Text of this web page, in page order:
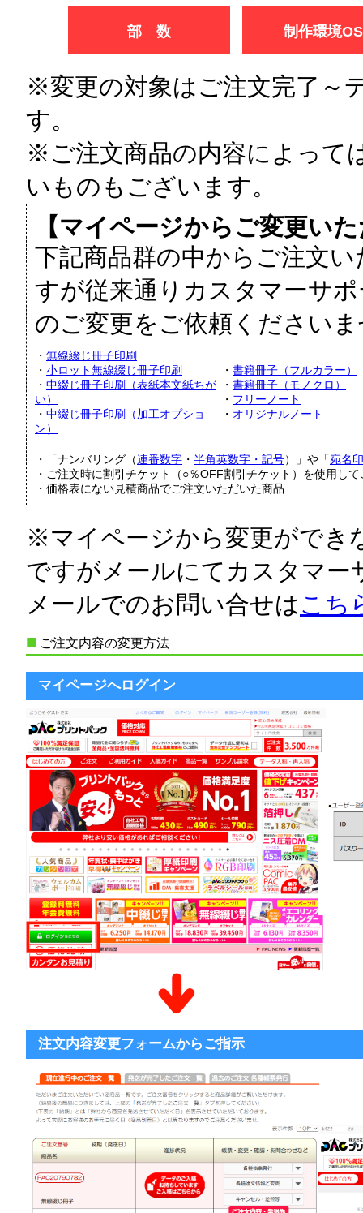
部 数 制作環境OS
※変更の対象はご注文完了～
す。
※ご注文商品の内容によって
いものもございます。
【マイページからご変更い
下記商品群の中からご注文
すが従来通りカスタマーサ
のご変更をご依頼ください
・ 無線綴じ冊子印刷
・ 小ロット無線綴じ冊子印刷
・ 中綴じ冊子印刷（表紙本文紙ちが
い）
・ 中綴じ冊子印刷（加工オプショ
ン）
・ 書籍冊子（フルカラー）
・ 書籍冊子（モノクロ）
・ フリーノート
・ オリジナルノート
・「ナンバリング（連番数字 ・ 半角英数字・記号）」や「宛名
・ご注文時に割引チケット（○％OFF割引チケット）を使用し
・価格表にない見積商品でご注文いただいた商品
※マイページから変更ができ
ですがメールにてカスタマ
メールでのお問い合せは こち
■ ご注文内容の変更方法
マイページへログイン
注文内容変更フォームからご指示